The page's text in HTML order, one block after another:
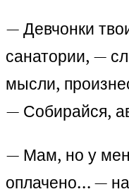
— Девчонки
санатории, —
мысли,
— Собирайся,
— Мам, но у
оплачено… —